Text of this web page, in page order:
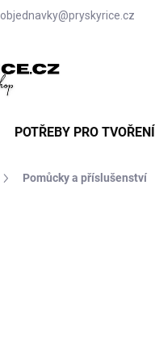
objednavky@pryskyrice.cz
POTŘEBY PRO TVOŘENÍ
Pomůcky a příslušenství